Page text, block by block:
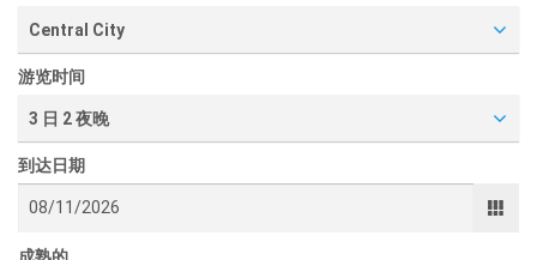
Central City
游览时间
3 日 2 夜晚
到达日期